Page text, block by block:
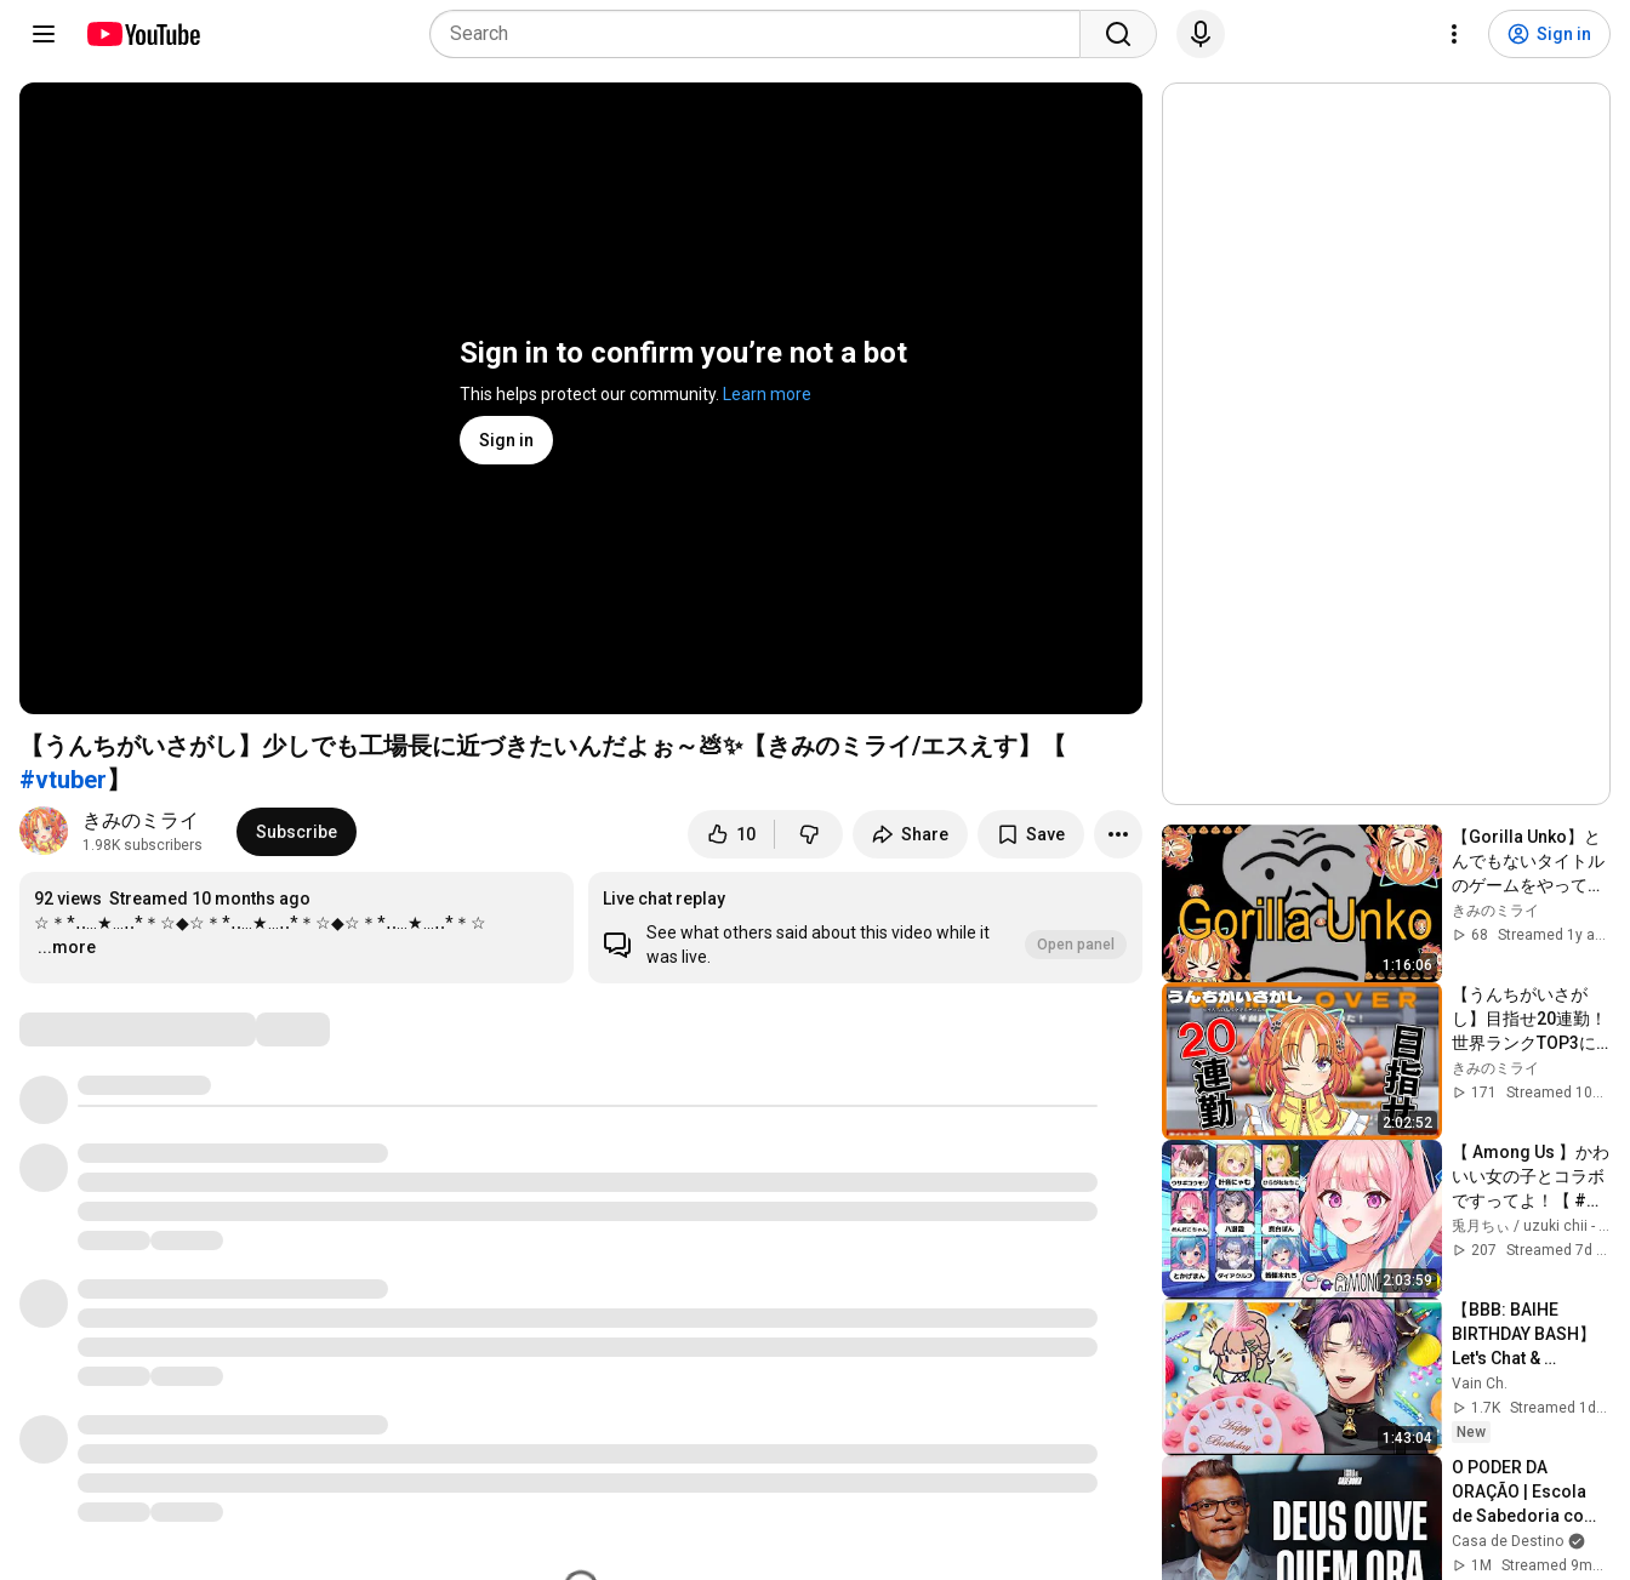
Sign in
Sign in to confirm you’re not a bot
This helps protect our community. Learn more
Sign in
【うんちがいさがし】少しでも工場長に近づきたいんだよぉ～💩✨【きみのミライ/エスえす】【
#vtuber】
きみのミライ
1.98K subscribers
Subscribe 10 Share Save
92 views Streamed 10 months ago
…
...more
Live chat replay
See what others said about this video while it
was live.
Open panel
1:16:06
【Gorilla Unko】と
んでもないタイトル
のゲームをやってみ
る！！！【きみのミ
ライ/エスえす】
きみのミライ
68
Streamed 1y ago
2:02:52
【うんちがいさが
し】目指せ20連勤！
世界ランクTOP3に
入りたい💩✨【きみ
のミライ/エスえ
きみのミライ
171
Streamed 10mo ago
2:03:59
【 Among Us 】かわ
いい女の子とコラボ
ですってよ！【 #兎
月ちぃ / ふぁにーか
む 】
兎月ちぃ / uzuki chii - ふぁにーかむ
207
Streamed 7d ago
1:43:04
【BBB: BAIHE
BIRTHDAY BASH】
Let's Chat &
Celebrate
Manager's
Birthday!
Vain Ch.
1.7K
New
O PODER DA
ORAÇÃO | Escola
de Sabedoria com
Tiago Brunet
Casa de Destino
1M